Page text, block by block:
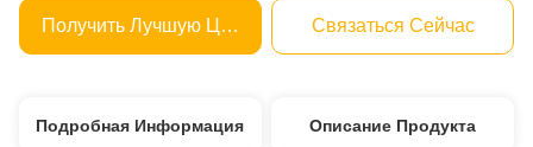
Получить Лучшую Цену Связаться Сейчас
Подробная Информация Описание Продукта